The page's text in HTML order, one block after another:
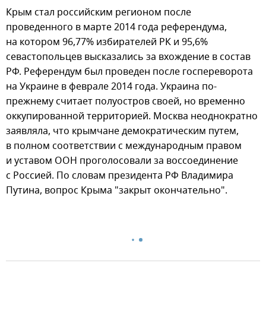
Крым стал российским регионом после
проведенного в марте 2014 года референдума,
на котором 96,77% избирателей РК и 95,6%
севастопольцев высказались за вхождение в состав
РФ. Референдум был проведен после госпереворота
на Украине в феврале 2014 года. Украина по-
прежнему считает полуостров своей, но временно
оккупированной территорией. Москва неоднократно
заявляла, что крымчане демократическим путем,
в полном соответствии с международным правом
и уставом ООН проголосовали за воссоединение
с Россией. По словам президента РФ Владимира
Путина, вопрос Крыма "закрыт окончательно".